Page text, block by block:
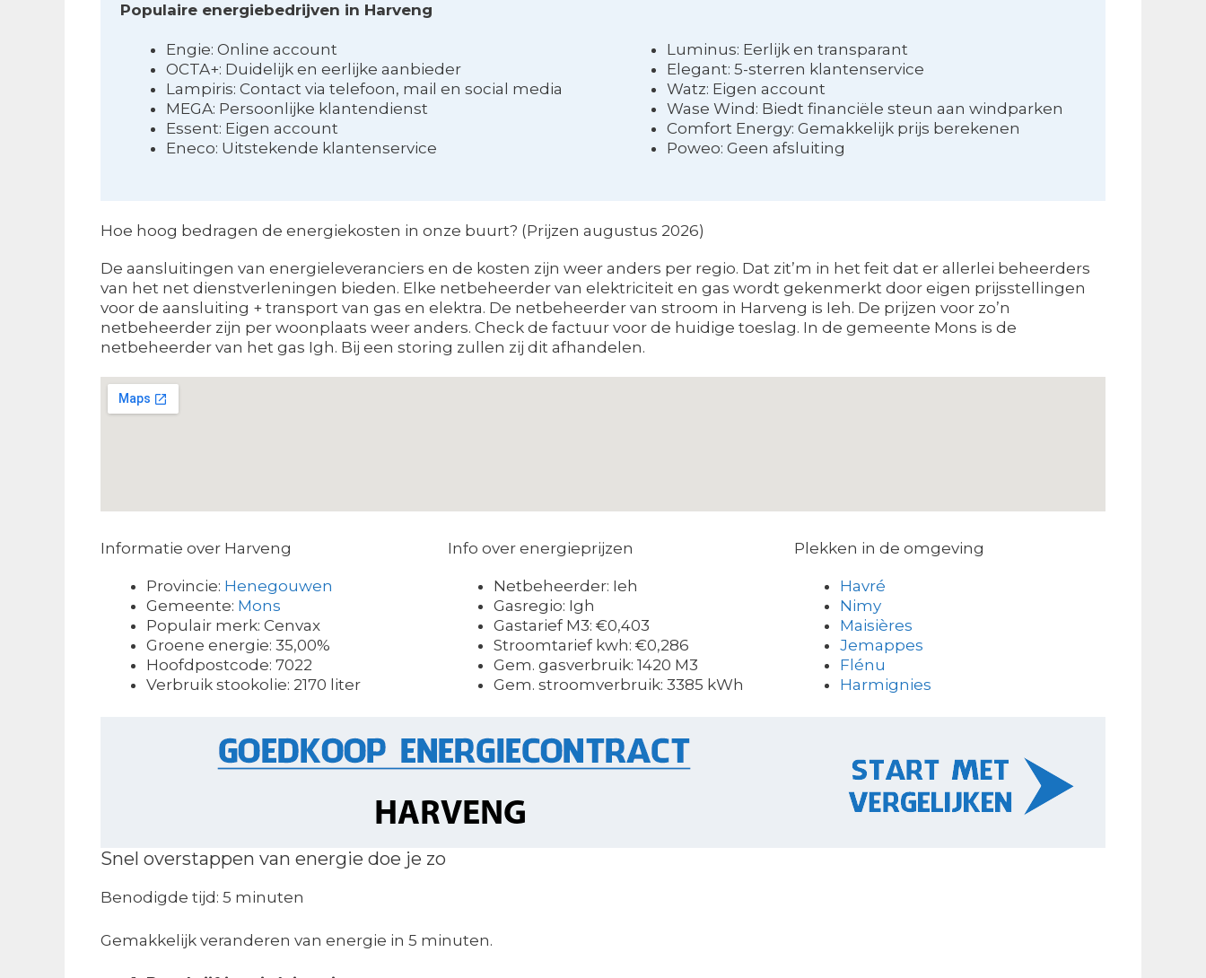
Populaire energiebedrijven in Harveng
Engie: Online account
OCTA+: Duidelijk en eerlijke aanbieder
Lampiris: Contact via telefoon, mail en social media
MEGA: Persoonlijke klantendienst
Essent: Eigen account
Eneco: Uitstekende klantenservice
Luminus: Eerlijk en transparant
Elegant: 5-sterren klantenservice
Watz: Eigen account
Wase Wind: Biedt financiële steun aan windparken
Comfort Energy: Gemakkelijk prijs berekenen
Poweo: Geen afsluiting
Hoe hoog bedragen de energiekosten in onze buurt? (Prijzen augustus 2026)
De aansluitingen van energieleveranciers en de kosten zijn weer anders per regio. Dat zit’m in het feit dat er allerlei beheerders
van het net dienstverleningen bieden. Elke netbeheerder van elektriciteit en gas wordt gekenmerkt door eigen prijsstellingen
voor de aansluiting + transport van gas en elektra. De netbeheerder van stroom in Harveng is Ieh. De prijzen voor zo’n
netbeheerder zijn per woonplaats weer anders. Check de factuur voor de huidige toeslag. In de gemeente Mons is de
netbeheerder van het gas Igh. Bij een storing zullen zij dit afhandelen.
Informatie over Harveng
Provincie: Henegouwen
Gemeente: Mons
Populair merk: Cenvax
Groene energie: 35,00%
Hoofdpostcode: 7022
Verbruik stookolie: 2170 liter
Info over energieprijzen
Netbeheerder: Ieh
Gasregio: Igh
Gastarief M3: €0,403
Stroomtarief kwh: €0,286
Gem. gasverbruik: 1420 M3
Gem. stroomverbruik: 3385 kWh
Plekken in de omgeving
Havré
Nimy
Maisières
Jemappes
Flénu
Harmignies
Snel overstappen van energie doe je zo
Benodigde tijd: 5 minuten
Gemakkelijk veranderen van energie in 5 minuten.